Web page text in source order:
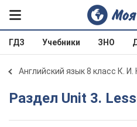
ГДЗ Учебники ЗНО
Английский язык 8 класс К.
Раздел Unit 3.